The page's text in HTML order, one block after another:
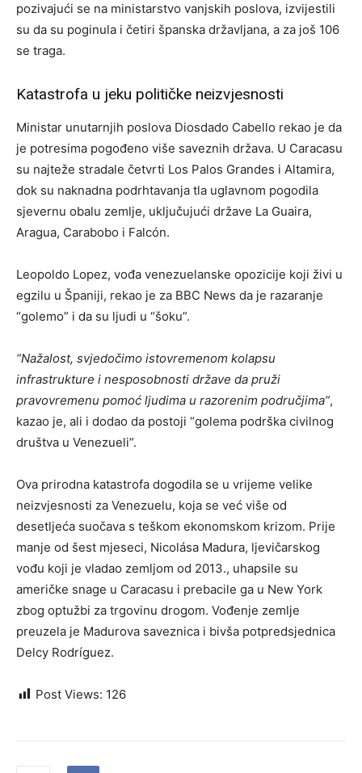
pozivajući se na ministarstvo vanjskih poslova, izvijestili
su da su poginula i četiri španska državljana, a za još 106
se traga.
Katastrofa u jeku političke neizvjesnosti
Ministar unutarnjih poslova Diosdado Cabello rekao je da
je potresima pogođeno više saveznih država. U Caracasu
su najteže stradale četvrti Los Palos Grandes i Altamira,
dok su naknadna podrhtavanja tla uglavnom pogodila
sjevernu obalu zemlje, uključujući države La Guaira,
Aragua, Carabobo i Falcón.
Leopoldo Lopez, vođa venezuelanske opozicije koji živi u
egzilu u Španiji, rekao je za BBC News da je razaranje
“golemo” i da su ljudi u “šoku”.
“Nažalost, svjedočimo istovremenom kolapsu
infrastrukture i nesposobnosti države da pruži
pravovremenu pomoć ljudima u razorenim područjima”,
kazao je, ali i dodao da postoji “golema podrška civilnog
društva u Venezueli”.
Ova prirodna katastrofa dogodila se u vrijeme velike
neizvjesnosti za Venezuelu, koja se već više od
desetljeća suočava s teškom ekonomskom krizom. Prije
manje od šest mjeseci, Nicolása Madura, ljevičarskog
vođu koji je vladao zemljom od 2013., uhapsile su
američke snage u Caracasu i prebacile ga u New York
zbog optužbi za trgovinu drogom. Vođenje zemlje
preuzela je Madurova saveznica i bivša potpredsjednica
Delcy Rodríguez.
Post Views: 126